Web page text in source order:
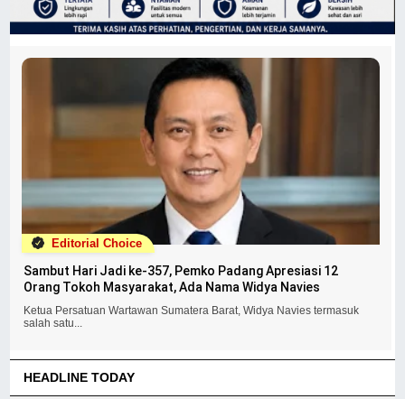
Editorial Choice
Sambut Hari Jadi ke-357, Pemko Padang Apresiasi 12
Orang Tokoh Masyarakat, Ada Nama Widya Navies
Ketua Persatuan Wartawan Sumatera Barat, Widya Navies termasuk
salah satu...
HEADLINE TODAY